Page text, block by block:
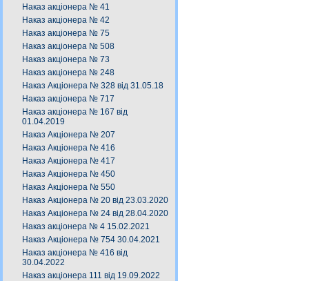
Наказ акціонера № 41
Наказ акціонера № 42
Наказ акціонера № 75
Наказ акціонера № 508
Наказ акціонера № 73
Наказ акціонера № 248
Наказ Акціонера № 328 від 31.05.18
Наказ акціонера № 717
Наказ акціонера № 167 від
01.04.2019
Наказ Акціонера № 207
Наказ Акціонера № 416
Наказ Акціонера № 417
Наказ Акціонера № 450
Наказ Акціонера № 550
Наказ Акціонера № 20 від 23.03.2020
Наказ Акціонера № 24 від 28.04.2020
Наказ акціонера № 4 15.02.2021
Наказ Акціонера № 754 30.04.2021
Наказ акціонера № 416 від
30.04.2022
Наказ акціонера 111 від 19.09.2022